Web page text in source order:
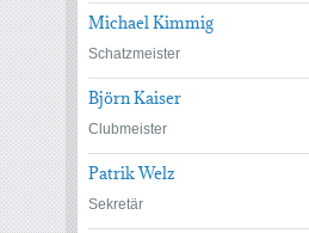
Michael Kimmig
Schatzmeister
Björn Kaiser
Clubmeister
Patrik Welz
Sekretär